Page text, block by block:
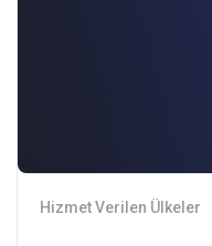
Hizmet Verilen Ülkeler